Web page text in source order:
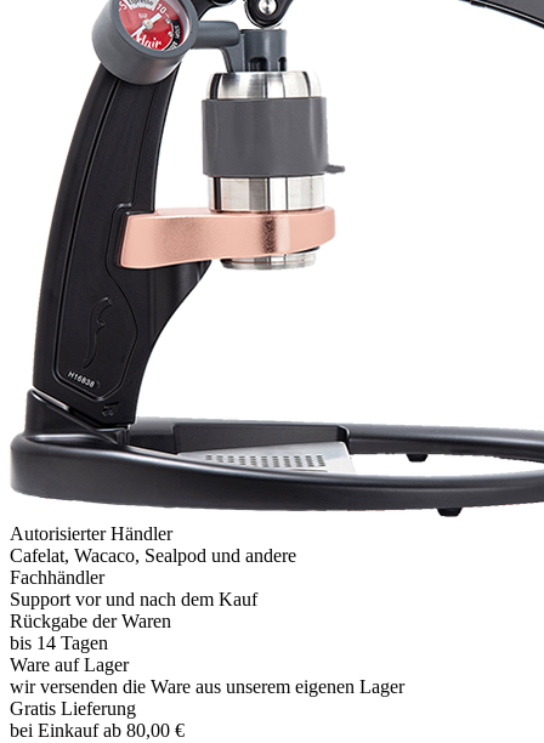
Autorisierter Händler
Cafelat, Wacaco, Sealpod und andere
Fachhändler
Support vor und nach dem Kauf
Rückgabe der Waren
bis 14 Tagen
Ware auf Lager
wir versenden die Ware aus unserem eigenen Lager
Gratis Lieferung
bei Einkauf ab 80,00 €